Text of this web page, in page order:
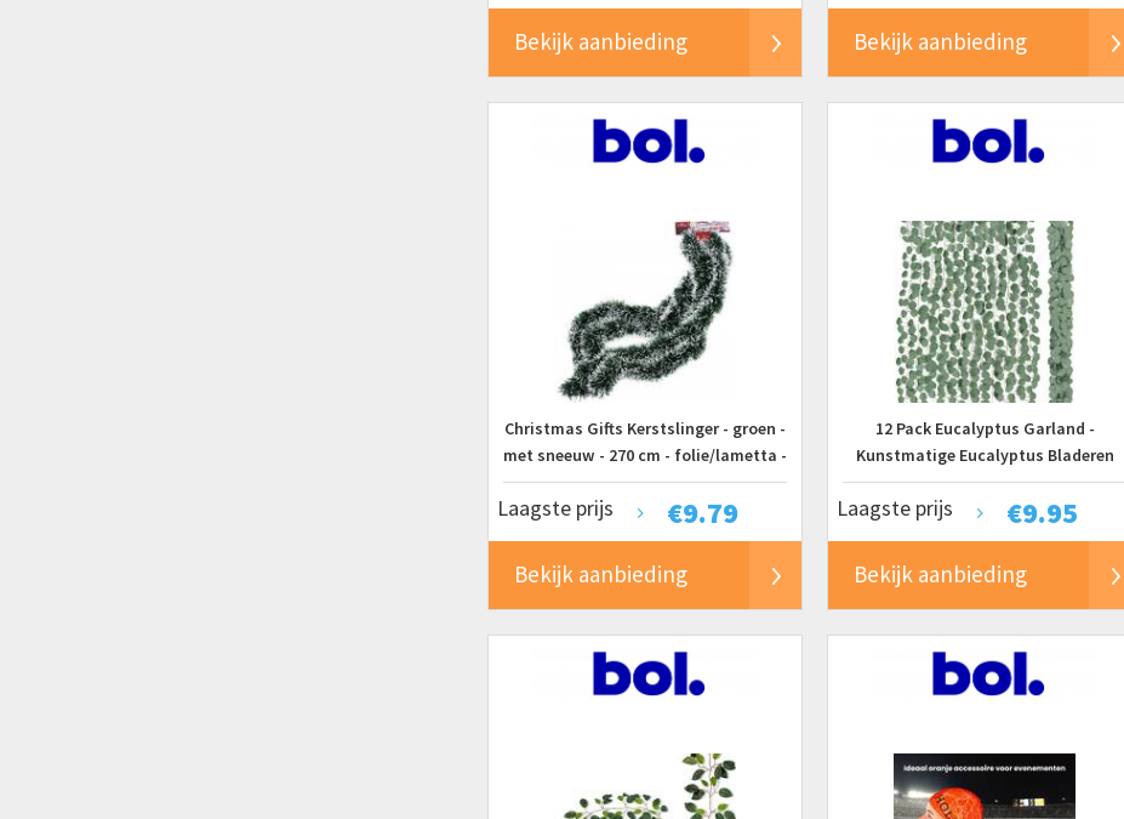
Bekijk aanbieding Bekijk aanbieding
Christmas Gifts Kerstslinger - groen -
met sneeuw - 270 cm - folie/lametta -
kerstversiering
€9.79
Laagste prijs
Bekijk aanbieding
12 Pack Eucalyptus Garland -
Kunstmatige Eucalyptus Bladeren
200cm, Faux Groene Krans voor
Bruiloft, Feest en Haard Decoratie
€9.95
Laagste prijs
Bekijk aanbieding